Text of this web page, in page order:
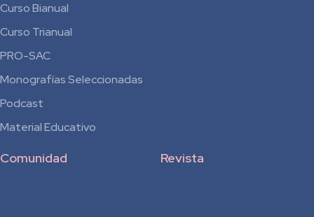
Curso Bianual
para
Residentes
Curso Trianual
PRO-SAC
Monografías Seleccionadas
Podcast
Material Educativo
Revista
Comunidad